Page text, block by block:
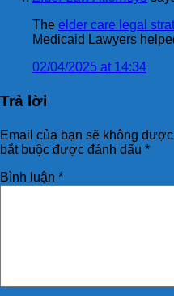
The elder care legal
Medicaid Lawyers
02/04/2025 at 14:34
Trả lời
Email của bạn sẽ không
bắt buộc được đánh dấu *
Bình luận *